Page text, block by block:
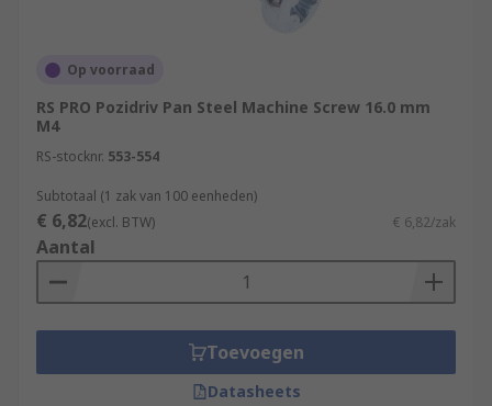
Op voorraad
RS PRO Pozidriv Pan Steel Machine Screw 16.0 mm
M4
RS-stocknr. 553-554
Subtotaal (1 zak van 100 eenheden)
€ 6,82(excl. BTW) € 6,82/zak
Aantal
Toevoegen
Datasheets